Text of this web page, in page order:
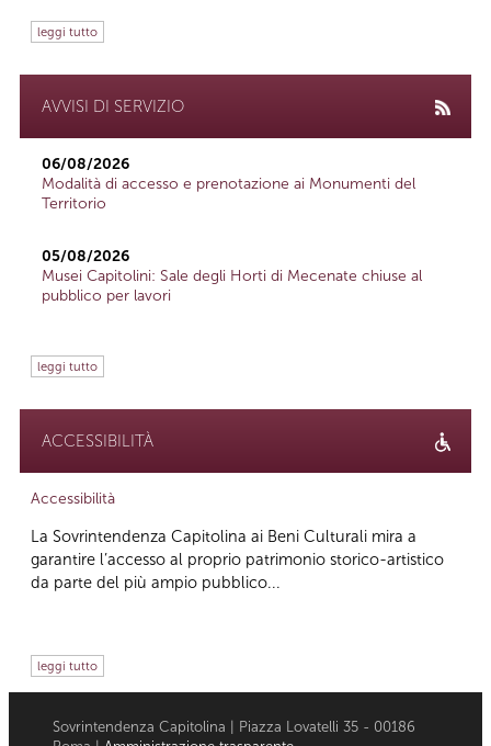
leggi tutto
AVVISI DI SERVIZIO
06/08/2026
Modalità di accesso e prenotazione ai Monumenti del
Territorio
05/08/2026
Musei Capitolini: Sale degli Horti di Mecenate chiuse al
pubblico per lavori
leggi tutto
ACCESSIBILITÀ
Accessibilità
La Sovrintendenza Capitolina ai Beni Culturali mira a
garantire l’accesso al proprio patrimonio storico-artistico
da parte del più ampio pubblico...
leggi tutto
Sovrintendenza Capitolina | Piazza Lovatelli 35 - 00186